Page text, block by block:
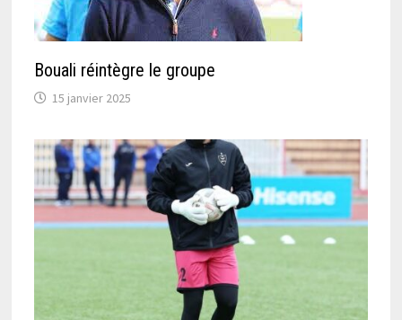
Bouali réintègre le groupe
15 janvier 2025